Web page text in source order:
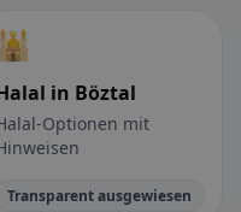
🕌
in Böztal
Optionen mit
Transparent ausgewiesen